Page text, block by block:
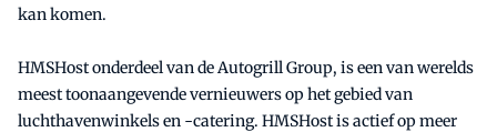
kan komen.
HMSHost onderdeel van de Autogrill Group, is een van werelds
meest toonaangevende vernieuwers op het gebied van
luchthavenwinkels en -catering. HMSHost is actief op meer